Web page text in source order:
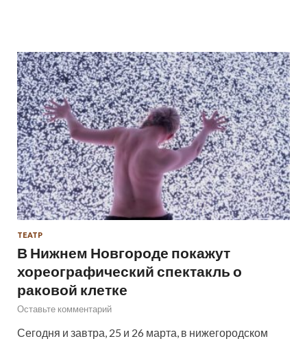
ТЕАТР
В Нижнем Новгороде покажут
хореографический спектакль о
раковой клетке
Оставьте комментарий
Сегодня и завтра, 25 и 26 марта, в нижегородском